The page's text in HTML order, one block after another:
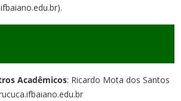
Acadêmicos: Ricardo Mota dos Santos